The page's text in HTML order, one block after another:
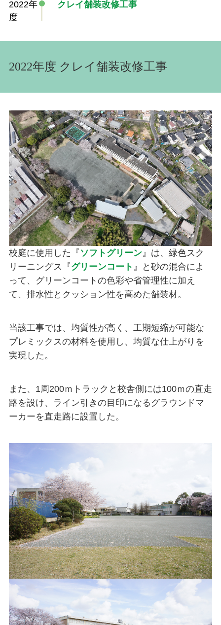
2022年
度
クレイ舗装改修工事
2022年度 クレイ舗装改修工事
校庭に使用した『 ソフトグリーン』は、緑色スク
リーニングス『グリーンコート 』と砂の混合によ
って、グリーンコートの色彩や省管理性に加え
て、排水性とクッション性を高めた舗装材。
当該工事では、均質性が高く、工期短縮が可能な
プレミックスの材料を使用し、均質な仕上がりを
実現した。
また、1周200ｍトラックと校舎側には100ｍの直走
路を設け、ライン引きの目印になるグラウンドマ
ーカーを直走路に設置した。